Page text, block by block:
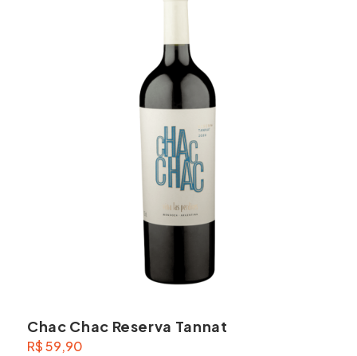
Chac Chac Reserva Tannat
R$59,90